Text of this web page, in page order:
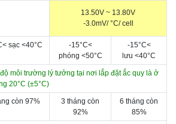
13.50V ~ 13.80V
-3.0mV/°C/ cell
< sạc <40°C -15°C<
phóng <50°C
-15°C<
ưu <40°C
môi trường lý tưởng tại nơi lắp đặt ắc quy là ở
20°C (±5°C)
còn 97%
3 tháng còn
92%
6 tháng còn
85%